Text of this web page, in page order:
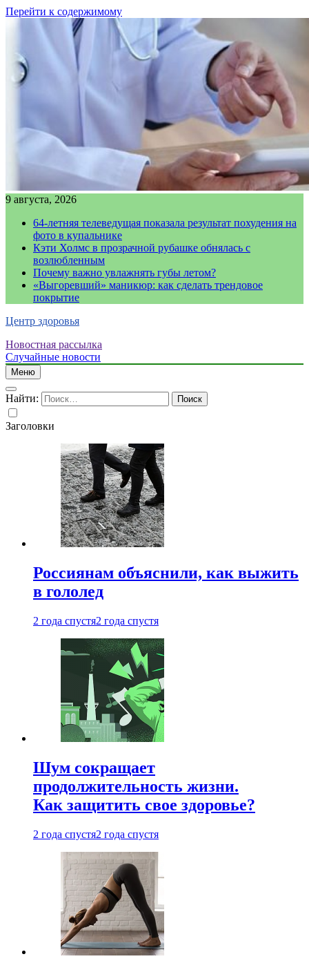
Перейти к содержимому
9 августа, 2026
64-летняя телеведущая показала результат похудения на
фото в купальнике
Кэти Холмс в прозрачной рубашке обнялась с
возлюбленным
Почему важно увлажнять губы летом?
«Выгоревший» маникюр: как сделать трендовое
покрытие
Центр здоровья
Новостная рассылка
Случайные новости
Меню
Найти:
Заголовки
Россиянам объяснили, как выжить
в гололед
2 года спустя2 года спустя
Шум сокращает
продолжительность жизни.
Как защитить свое здоровье?
2 года спустя2 года спустя